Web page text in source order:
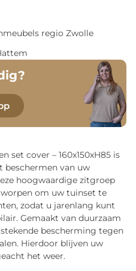
regio Zwolle
set cover – 160x150xH85 is
beschermen van uw
hoogwaardige zitgroep
om uw tuinset te
zodat u jarenlang kunt
Gemaakt van duurzaam
bescherming tegen
Hierdoor blijven uw
het weer.